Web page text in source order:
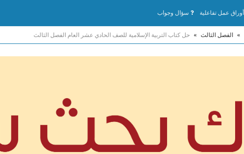
أوراق عمل تفاعلية سؤال وجواب
» الفصل الثالث » حل كتاب التربية الإسلامية للصف الحادي عشر العام الفصل الثالث